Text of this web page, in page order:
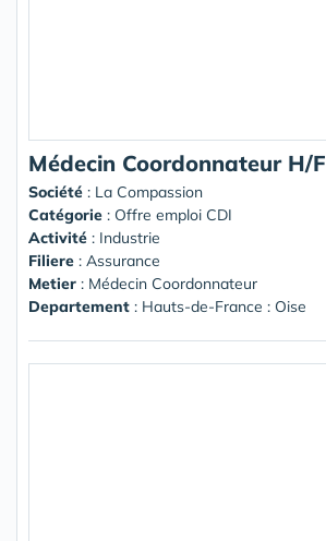
Médecin Coordonnateur H/F
Société : La Compassion
Catégorie : Offre emploi CDI
Activité : Industrie
Filiere : Assurance
Metier : Médecin Coordonnateur
Departement : Hauts-de-France : Oise